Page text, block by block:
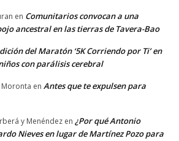
en Comunitarios convocan a una
ancestral en las tierras de Tavera-Bao
del Maratón ‘5K Corriendo por Ti’ en
con parálisis cerebral
en Antes que te expulsen para
y Menéndez en ¿Por qué Antonio
Nieves en lugar de Martínez Pozo para